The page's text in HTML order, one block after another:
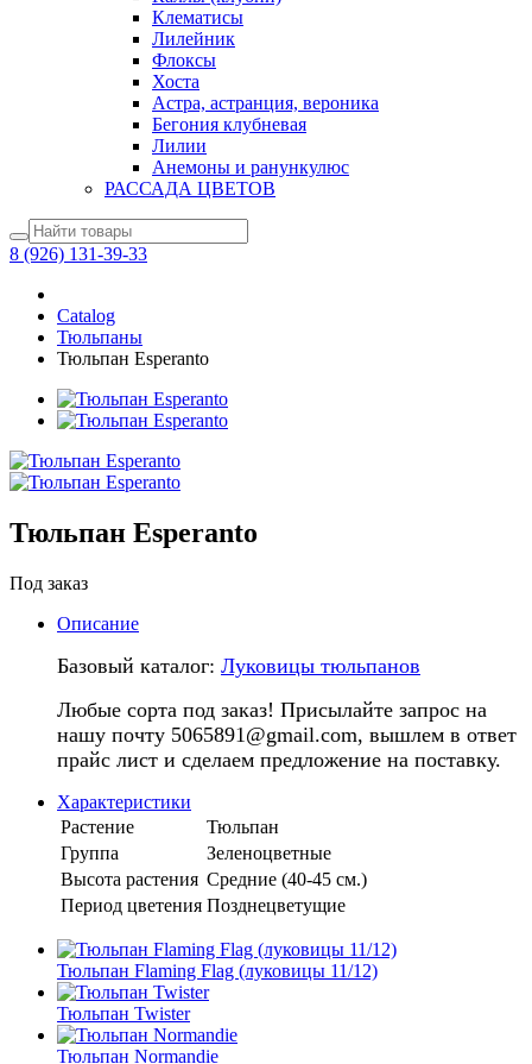
Клематисы
Лилейник
Флоксы
Хоста
Астра, астранция, вероника
Бегония клубневая
Лилии
Анемоны и ранункулюс
РАССАДА ЦВЕТОВ
8 (926) 131-39-33
Catalog
Тюльпаны
Тюльпан Esperanto
Тюльпан Esperanto
Под заказ
Описание
Базовый каталог: Луковицы тюльпанов
Любые сорта под заказ! Присылайте запрос на
нашу почту 5065891@gmail.com, вышлем в ответ
прайс лист и сделаем предложение на поставку.
Характеристики
Растение
Тюльпан
Группа
Зеленоцветные
Высота растения Средние (40-45 см.)
Период цветения Позднецветущие
Тюльпан Flaming Flag (луковицы 11/12)
Тюльпан Twister
Тюльпан Normandie